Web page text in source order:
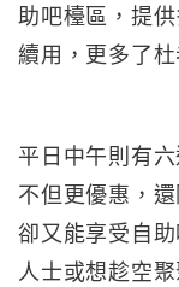
助吧檯區，提
續用，更多了
平日中午則有
不但更優惠，
卻又能享受自
人士或想趁空